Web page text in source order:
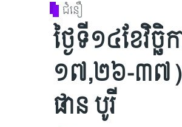
ជំនឿ
ថ្ងៃទី១៤ខែវិច្
១៧,២៦-៣៧)អ
ផាន បូរី